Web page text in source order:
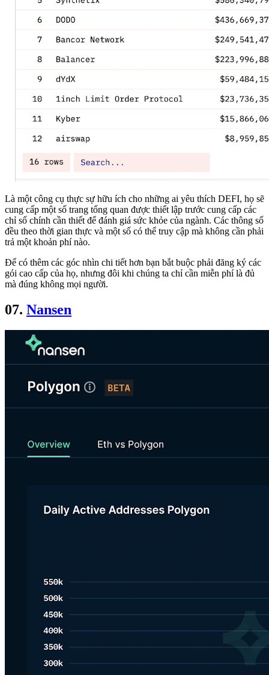
Là một công cụ thực sự hữu ích cho những ai yêu thích DEFI, họ sẽ
cung cấp một số trang tổng quan được thiết lập trước cung cấp các
chỉ số chính cần thiết để đánh giá sức khỏe của ngành. Các thông số
đều theo thời gian thực và một số có thể truy cập mà không cần phải
trả một khoản phí nào.
Để có thêm các góc nhìn chi tiết hơn bạn bắt buộc phải đăng ký các
gói cao cấp của họ, nhưng đôi khi chúng ta chỉ cần miễn phí là đủ
mà đúng không mọi người.
07. Nansen